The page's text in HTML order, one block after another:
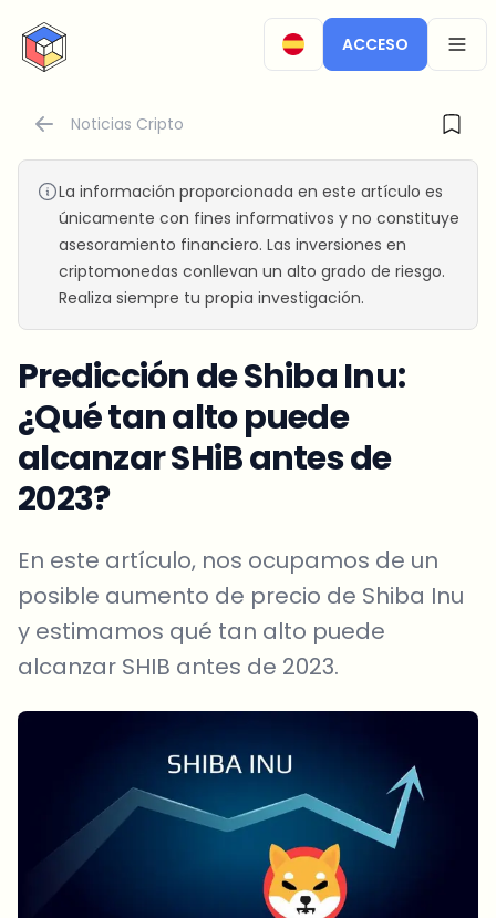
CryptoTicker
ACCESO
Noticias Cripto
La información proporcionada en este artículo es
únicamente con fines informativos y no constituye
asesoramiento financiero. Las inversiones en
criptomonedas conllevan un alto grado de riesgo.
Realiza siempre tu propia investigación.
Predicción de Shiba Inu:
¿Qué tan alto puede
alcanzar SHiB antes de
2023?
En este artículo, nos ocupamos de un
posible aumento de precio de Shiba Inu
y estimamos qué tan alto puede
alcanzar SHIB antes de 2023.